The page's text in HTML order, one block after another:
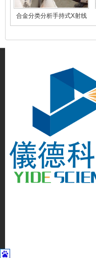
合金分类分析手持式X射线
荧光光谱仪租赁 二手光谱仪